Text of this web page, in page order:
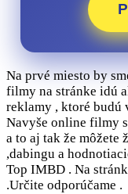
Na prvé miesto by
filmy na stránke idú
reklamy , ktoré budú
Navyše online filmy
a to aj tak že
,dabingu a
Top IMBD . Na
.Určite odporúčame .